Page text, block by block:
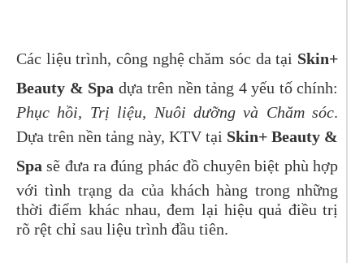
Các liệu trình, công nghệ chăm sóc da tại Skin+
Beauty & Spa dựa trên nền tảng 4 yếu tố chính:
Phục hồi, Trị liệu, Nuôi dưỡng và Chăm sóc.
Dựa trên nền tảng này, KTV tại Skin+ Beauty &
Spasẽ đưa ra đúng phác đồ chuyên biệt phù hợp
với tình trạng da của khách hàng trong những
thời điểm khác nhau, đem lại hiệu quả điều trị
rõ rệt chỉ sau liệu trình đầu tiên.